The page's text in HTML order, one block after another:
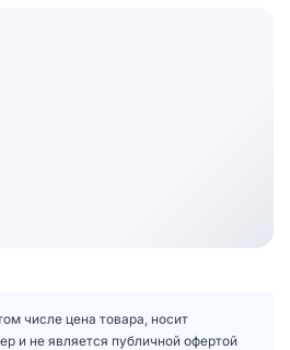
числе цена товара, носит
и не является публичной офертой